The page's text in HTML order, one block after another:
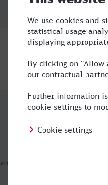
2026-08-08 06:12
10:50
Weimar
09:50
Weimar
21:32